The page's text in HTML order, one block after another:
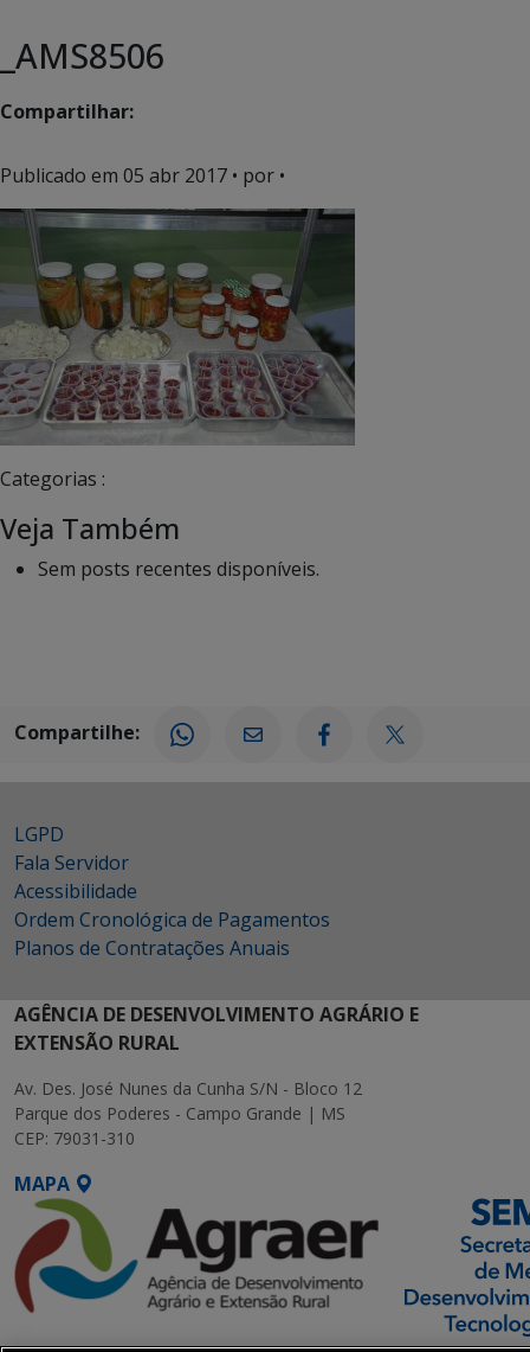
_AMS8506
Compartilhar:
Publicado em 05 abr 2017 • por •
Categorias :
Veja Também
Sem posts recentes disponíveis.
Compartilhe:
LGPD
Fala Servidor
Acessibilidade
Ordem Cronológica de Pagamentos
Planos de Contratações Anuais
AGÊNCIA DE DESENVOLVIMENTO AGRÁRIO E
EXTENSÃO RURAL
Av. Des. José Nunes da Cunha S/N - Bloco 12
Parque dos Poderes - Campo Grande | MS
CEP: 79031-310
MAPA